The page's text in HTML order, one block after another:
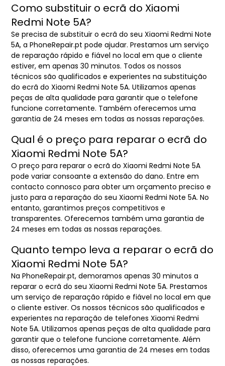
Como substituir o ecrã do Xiaomi
Redmi Note 5A?
Se precisa de substituir o ecrã do seu Xiaomi Redmi Note
5A, a PhoneRepair.pt pode ajudar. Prestamos um serviço
de reparação rápido e fiável no local em que o cliente
estiver, em apenas 30 minutos. Todos os nossos
técnicos são qualificados e experientes na substituição
do ecrã do Xiaomi Redmi Note 5A. Utilizamos apenas
peças de alta qualidade para garantir que o telefone
funcione corretamente. Também oferecemos uma
garantia de 24 meses em todas as nossas reparações.
Qual é o preço para reparar o ecrã do
Xiaomi Redmi Note 5A?
O preço para reparar o ecrã do Xiaomi Redmi Note 5A
pode variar consoante a extensão do dano. Entre em
contacto connosco para obter um orçamento preciso e
justo para a reparação do seu Xiaomi Redmi Note 5A. No
entanto, garantimos preços competitivos e
transparentes. Oferecemos também uma garantia de
24 meses em todas as nossas reparações.
Quanto tempo leva a reparar o ecrã do
Xiaomi Redmi Note 5A?
Na PhoneRepair.pt, demoramos apenas 30 minutos a
reparar o ecrã do seu Xiaomi Redmi Note 5A. Prestamos
um serviço de reparação rápido e fiável no local em que
o cliente estiver. Os nossos técnicos são qualificados e
experientes na reparação de telefones Xiaomi Redmi
Note 5A. Utilizamos apenas peças de alta qualidade para
garantir que o telefone funcione corretamente. Além
disso, oferecemos uma garantia de 24 meses em todas
as nossas reparações.